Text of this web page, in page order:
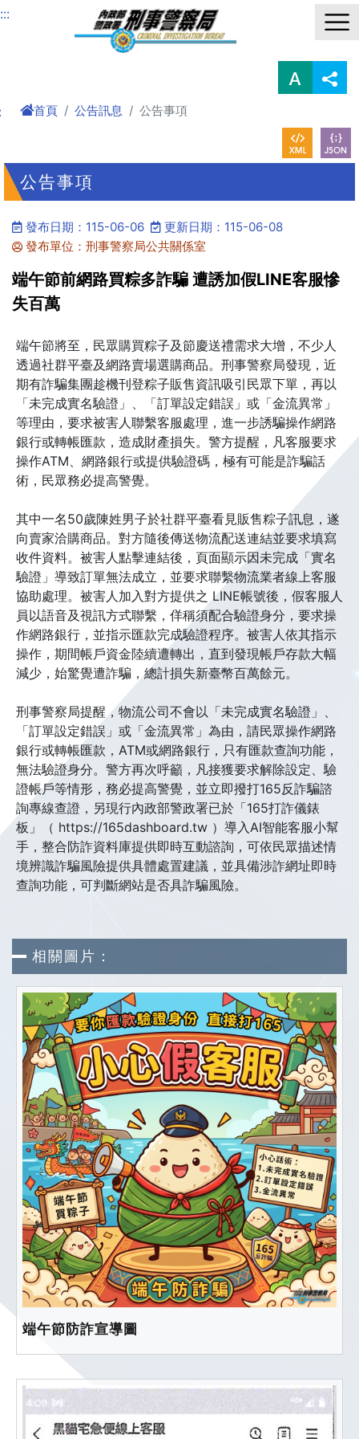
進入內容區塊
:::
首頁 公告訊息 公告事項
公告事項
發布日期：115-06-06
更新日期：115-06-08
發布單位：刑事警察局公共關係室
端午節前網路買粽多詐騙 遭誘加假LINE客服慘
失百萬
端午節將至，民眾購買粽子及節慶送禮需求大增，不少人
透過社群平臺及網路賣場選購商品。刑事警察局發現，近
期有詐騙集團趁機刊登粽子販售資訊吸引民眾下單，再以
「未完成實名驗證」、「訂單設定錯誤」或「金流異常」
等理由，要求被害人聯繫客服處理，進一步誘騙操作網路
銀行或轉帳匯款，造成財產損失。警方提醒，凡客服要求
操作ATM、網路銀行或提供驗證碼，極有可能是詐騙話
術，民眾務必提高警覺。
其中一名50歲陳姓男子於社群平臺看見販售粽子訊息，遂
向賣家洽購商品。對方隨後傳送物流配送連結並要求填寫
收件資料。被害人點擊連結後，頁面顯示因未完成「實名
驗證」導致訂單無法成立，並要求聯繫物流業者線上客服
協助處理。被害人加入對方提供之 LINE帳號後，假客服人
員以語音及視訊方式聯繫，佯稱須配合驗證身分，要求操
作網路銀行，並指示匯款完成驗證程序。被害人依其指示
操作，期間帳戶資金陸續遭轉出，直到發現帳戶存款大幅
減少，始驚覺遭詐騙，總計損失新臺幣百萬餘元。
刑事警察局提醒，物流公司不會以「未完成實名驗證」、
「訂單設定錯誤」或「金流異常」為由，請民眾操作網路
銀行或轉帳匯款，ATM或網路銀行，只有匯款查詢功能，
無法驗證身分。警方再次呼籲，凡接獲要求解除設定、驗
證帳戶等情形，務必提高警覺，並立即撥打165反詐騙諮
詢專線查證，另現行內政部警政署已於「165打詐儀錶
板」（ https://165dashboard.tw ）導入AI智能客服小幫
手，整合防詐資料庫提供即時互動諮詢，可依民眾描述情
境辨識詐騙風險提供具體處置建議，並具備涉詐網址即時
查詢功能，可判斷網站是否具詐騙風險。
相關圖片：
端午節防詐宣導圖